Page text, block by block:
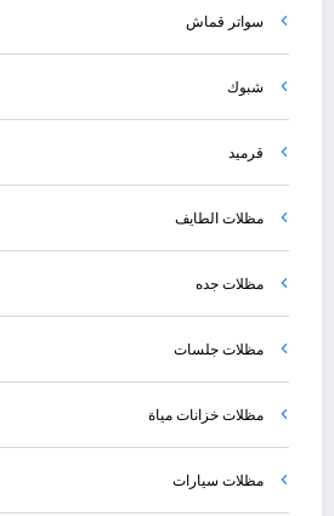
سواتر قماش
شبوك
قرميد
مظلات الطايف
مظلات جده
مظلات جلسات
مظلات خزانات مياة
مظلات سيارات